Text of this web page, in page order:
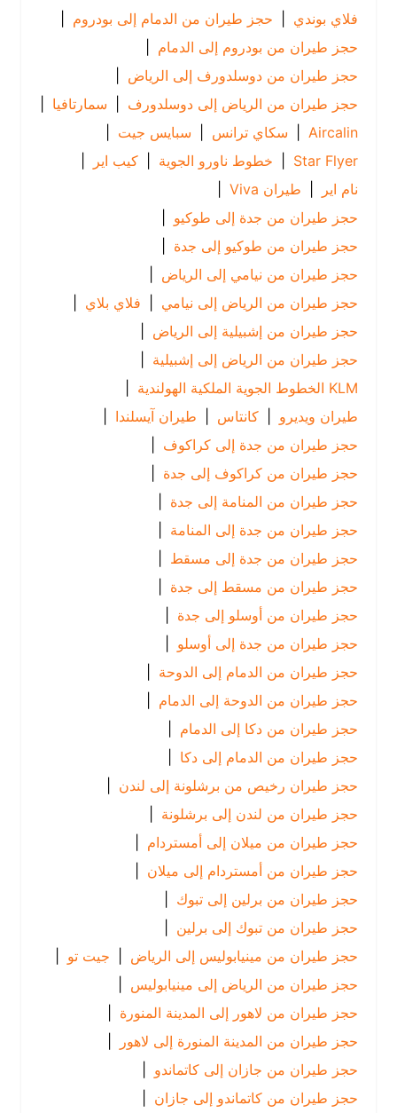
فلاي بوندي | حجز طيران من الدمام إلى بودروم |
حجز طيران من بودروم إلى الدمام
|
حجز طيران من دوسلدورف إلى الرياض
|
حجز طيران من الرياض إلى دوسلدورف | سمارتافيا
|
Aircalin
| سكاي ترانس | سبايس جيت
|
Star Flyer
| خطوط ناورو الجوية | كيب اير |
| طيران Viva
|
حجز طيران من جدة إلى طوكيو |
حجز طيران من طوكيو إلى جدة
حجز طيران من نيامي إلى الرياض
|
حجز طيران من الرياض إلى نيامي | فلاي بلاي
حجز طيران من إشبيلية إلى الرياض
|
حجز طيران من الرياض إلى إشبيلية |
|
طيران ويديرو
| كانتاس | طيران آيسلندا |
حجز طيران من جدة إلى كراكوف |
حجز طيران من كراكوف إلى جدة
حجز طيران من المنامة إلى جدة
حجز طيران من جدة إلى المنامة |
حجز طيران من جدة إلى مسقط |
حجز طيران من مسقط إلى جدة
حجز طيران من أوسلو إلى جدة
حجز طيران من جدة إلى أوسلو
|
حجز طيران من الدمام إلى الدوحة |
حجز طيران من الدوحة إلى الدمام
|
حجز طيران من دكا إلى الدمام
|
حجز طيران من الدمام إلى دكا |
حجز طيران رخيص من برشلونة إلى لندن
|
حجز طيران من لندن إلى برشلونة
|
حجز طيران من ميلان إلى أمستردام |
حجز طيران من أمستردام إلى ميلان |
حجز طيران من برلين إلى تبوك
|
حجز طيران من تبوك إلى برلين |
حجز طيران من مينيابوليس إلى الرياض
| جيت تو |
حجز طيران من الرياض إلى مينيابوليس |
حجز طيران من لاهور إلى المدينة المنورة |
حجز طيران من المدينة المنورة إلى لاهور |
حجز طيران من جازان إلى كاتماندو |
حجز طيران من كاتماندو إلى جازان
|